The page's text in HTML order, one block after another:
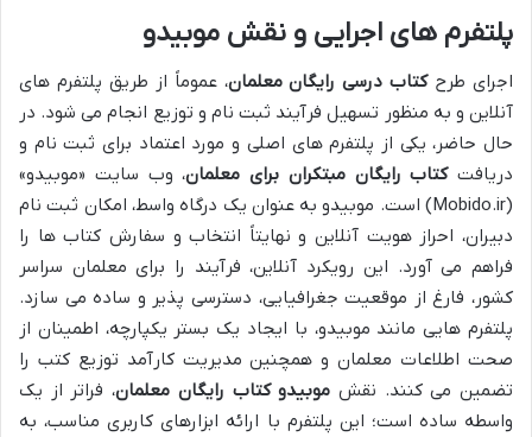
پلتفرم های اجرایی و نقش موبیدو
اجرای طرحکتاب درسی رایگان معلمان، عموماً از طریق پلتفرم های
آنلاین و به منظور تسهیل فرآیند ثبت نام و توزیع انجام می شود. در
حال حاضر، یکی از پلتفرم های اصلی و مورد اعتماد برای ثبت نام و
دریافتکتاب رایگان مبتکران برای معلمان، وب سایت «موبیدو»
(Mobido.ir) است. موبیدو به عنوان یک درگاه واسط، امکان ثبت نام
دبیران، احراز هویت آنلاین و نهایتاً انتخاب و سفارش کتاب ها را
فراهم می آورد. این رویکرد آنلاین، فرآیند را برای معلمان سراسر
کشور، فارغ از موقعیت جغرافیایی، دسترسی پذیر و ساده می سازد.
پلتفرم هایی مانند موبیدو، با ایجاد یک بستر یکپارچه، اطمینان از
صحت اطلاعات معلمان و همچنین مدیریت کارآمد توزیع کتب را
تضمین می کنند. نقش موبیدو کتاب رایگان معلمان، فراتر از یک
واسطه ساده است؛ این پلتفرم با ارائه ابزارهای کاربری مناسب، به